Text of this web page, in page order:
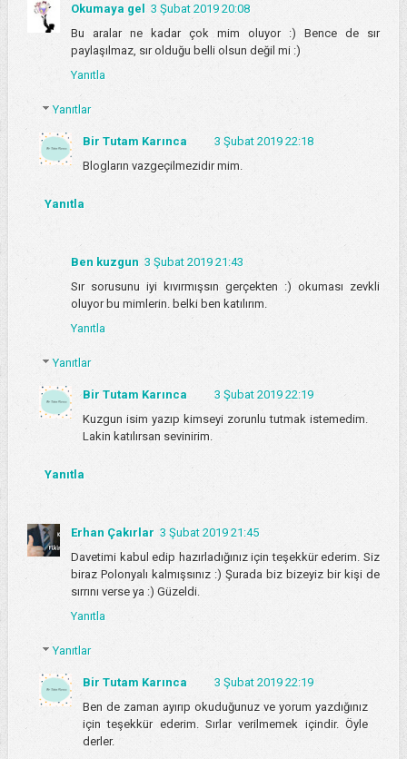
Okumaya gel
3 Şubat 2019 20:08
Bu aralar ne kadar çok mim oluyor :) Bence de sır
paylaşılmaz, sır olduğu belli olsun değil mi :)
Yanıtla
Yanıtlar
Bir Tutam Karınca
3 Şubat 2019 22:18
Blogların vazgeçilmezidir mim.
Yanıtla
Ben kuzgun 3 Şubat 2019 21:43
Sır sorusunu iyi kıvırmışsın gerçekten :) okuması zevkli
oluyor bu mimlerin. belki ben katılırım.
Yanıtla
Yanıtlar
Bir Tutam Karınca
3 Şubat 2019 22:19
Kuzgun isim yazıp kimseyi zorunlu tutmak istemedim.
Lakin katılırsan sevinirim.
Yanıtla
Erhan Çakırlar 3 Şubat 2019 21:45
Davetimi kabul edip hazırladığınız için teşekkür ederim. Siz
biraz Polonyalı kalmışsınız :) Şurada biz bizeyiz bir kişi de
sırrını verse ya :) Güzeldi.
Yanıtla
Yanıtlar
Bir Tutam Karınca
3 Şubat 2019 22:19
Ben de zaman ayırıp okuduğunuz ve yorum yazdığınız
için teşekkür ederim. Sırlar verilmemek içindir. Öyle
derler.